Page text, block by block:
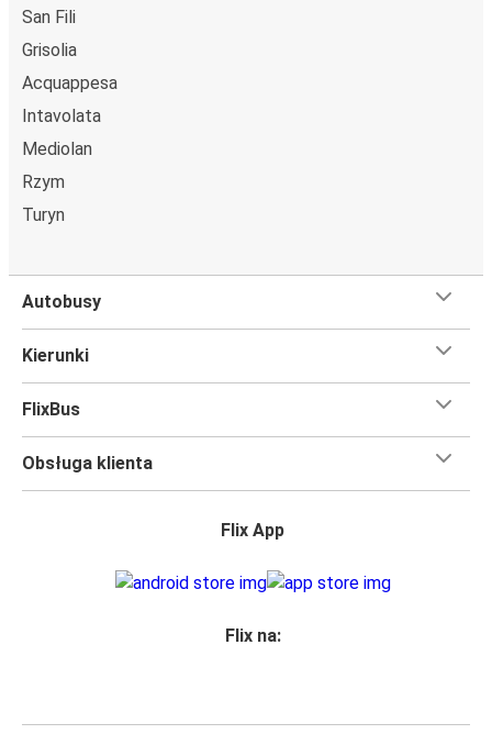
San Fili
Grisolia
Acquappesa
Intavolata
Mediolan
Rzym
Turyn
Autobusy
Kierunki
FlixBus
Obsługa klienta
Flix App
Flix na: